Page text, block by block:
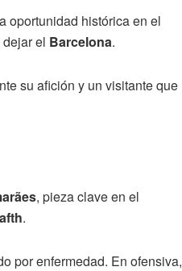
oportunidad histórica en el
el Barcelona.
su afición y un visitante que
, pieza clave en el
.
por enfermedad. En ofensiva,